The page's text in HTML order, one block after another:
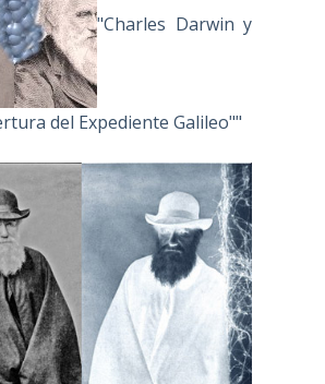
"Charles Darwin y
del Expediente Galileo""